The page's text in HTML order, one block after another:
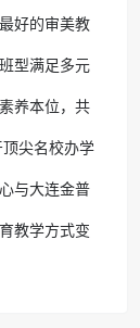
好的审美教
型满足多元
养本位，共
尖名校办学
与大连金普
校
教学方式变